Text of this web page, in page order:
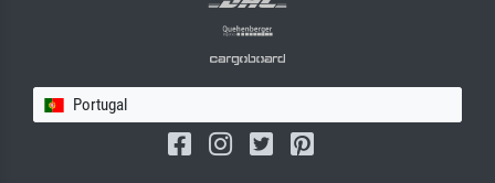
Portugal